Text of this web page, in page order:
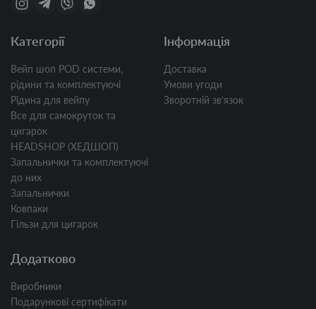
Категорії
Вейп шоп POD системи,
рідини та комплектуючі
Рідина для вейпу
Все для самокруток та
цигарок
HEADSHOP (ХЕДШОП)
Запальнички та комплектуючі
до них
Запальнички
Ковпаки
Гільзи для цигарок
Інформація
Доставка
Умови угоди
Зворотній звʼязок
Додатково
Виробники
Подарункові сертифікати